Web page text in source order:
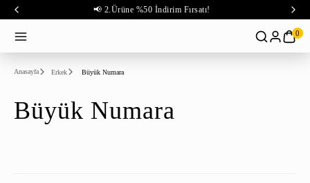
📢 2.Ürüne %50 İndirim Fırsatı!
0
Anasayfa Erkek Büyük Numara
Büyük Numara